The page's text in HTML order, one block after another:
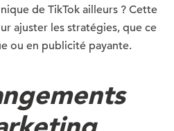
de TikTok ailleurs ? Cette
ajuster les stratégies, que ce
ou en publicité payante.